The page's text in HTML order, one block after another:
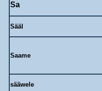
Sa
Sääl
Saame
sääwele